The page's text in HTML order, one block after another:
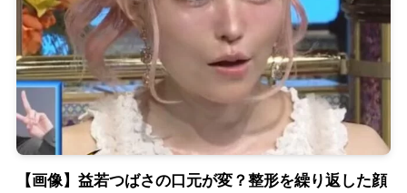
【画像】益若つばさの口元が変？整形を繰り返した顔